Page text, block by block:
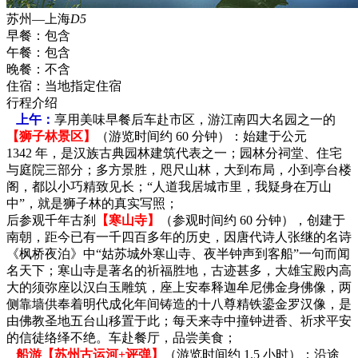
苏州—上海D5
早餐： 包含
午餐： 包含
晚餐： 不含
住宿： 当地指定住宿
行程介绍
上午： 享用美味早餐后车赴市区，游江南四大名园之一的
【狮子林景区】
（游览时间约 60 分钟）：始建于公元
1342 年，是汉族古典园林建筑代表之一；园林分祠堂、住宅
与庭院三部分；多方景胜，咫尺山林，大到布局，小到亭台楼
阁，都以小巧精致见长；“人道我居城市里，我疑身在万山
中”，就是狮子林的真实写照；
后参观千年古刹
【寒山寺】
（参观时间约 60 分钟），创建于
南朝，距今已有一千四百多年的历史，因唐代诗人张继的名诗
《枫桥夜泊》中“姑苏城外寒山寺、夜半钟声到客船”一句而闻
名天下；寒山寺是著名的祈福胜地，古迹甚多，大雄宝殿内高
大的须弥座以汉白玉雕筑，座上安奉释迦牟尼佛金身佛像，两
侧靠墙供奉着明代成化年间铸造的十八尊精铁鎏金罗汉像，是
由佛教圣地五台山移置于此；每天来寺中撞钟进香、祈求平安
的信徒络绎不绝。车赴餐厅，品尝美食；
船游【苏州古运河+评弹】
（游览时间约 1.5 小时）：沿途